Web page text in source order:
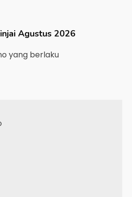
Agustus 2026
yang berlaku